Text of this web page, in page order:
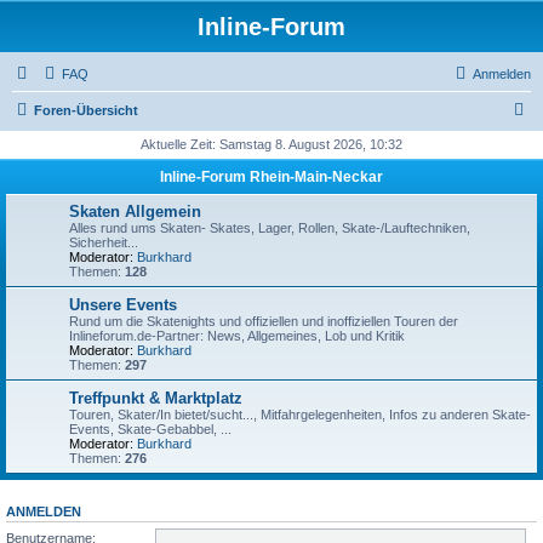
Inline-Forum
FAQ Anmelden
Foren-Übersicht
h
Aktuelle Zeit: Samstag 8. August 2026, 10:32
Inline-Forum Rhein-Main-Neckar
Skaten Allgemein
Alles rund ums Skaten- Skates, Lager, Rollen, Skate-/Lauftechniken,
Sicherheit...
Moderator: Burkhard
Themen: 128
Unsere Events
Rund um die Skatenights und offiziellen und inoffiziellen Touren der
Inlineforum.de-Partner: News, Allgemeines, Lob und Kritik
Moderator: Burkhard
Themen: 297
Treffpunkt & Marktplatz
Touren, Skater/In bietet/sucht..., Mitfahrgelegenheiten, Infos zu anderen Skate-
Events, Skate-Gebabbel, ...
Moderator: Burkhard
Themen: 276
ANMELDEN
Benutzername: